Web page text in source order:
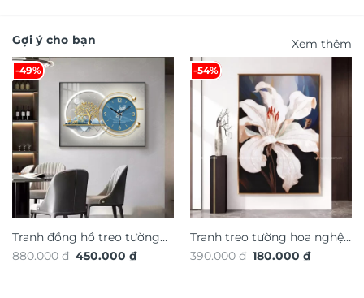
Gợi ý cho bạn Xem thêm
-49%
Tranh đồng hồ treo tường
Hươu tài lộc TG4936S
880.000₫ Giá
450.000₫Giá
-54%
Tranh treo tường hoa nghệ
thuật TG4923S
390.000₫ Giá
180.000₫Giá